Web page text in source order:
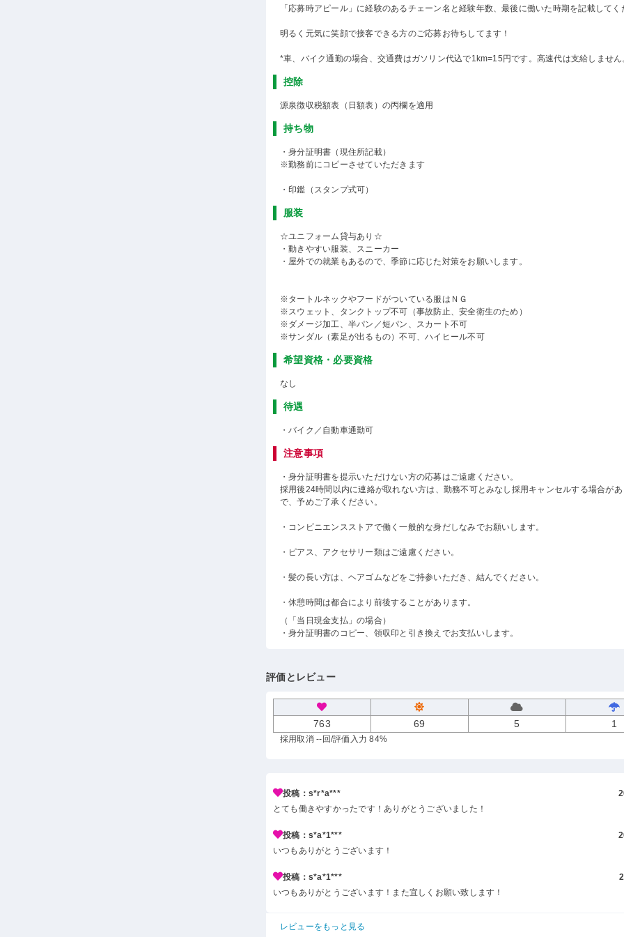
「応募時アピール」に経験のあるチェーン名と経験年数、最後に働いた時期を記載してく
明るく元気に笑顔で接客できる方のご応募お待ちしてます！
*車、バイク通勤の場合、交通費はガソリン代込で1km=15円です。高速代は支給しません
控除
源泉徴収税額表（日額表）の丙欄を適用
持ち物
・身分証明書（現住所記載）
※勤務前にコピーさせていただきます
・印鑑（スタンプ式可）
服装
☆ユニフォーム貸与あり☆
・動きやすい服装、スニーカー
・屋外での就業もあるので、季節に応じた対策をお願いします。
※タートルネックやフードがついている服はＮＧ
※スウェット、タンクトップ不可（事故防止、安全衛生のため）
※ダメージ加工、半パン／短パン、スカート不可
※サンダル（素足が出るもの）不可、ハイヒール不可
希望資格・必要資格
なし
待遇
・バイク／自動車通勤可
注意事項
・身分証明書を提示いただけない方の応募はご遠慮ください。
採用後24時間以内に連絡が取れない方は、勤務不可とみなし採用キャンセルする場合が
で、予めご了承ください。
・コンビニエンスストアで働く一般的な身だしなみでお願いします。
・ピアス、アクセサリー類はご遠慮ください。
・髪の長い方は、ヘアゴムなどをご持参いただき、結んでください。
・休憩時間は都合により前後することがあります。
（「当日現金支払」の場合）
・身分証明書のコピー、領収印と引き換えでお支払いします。
評価とレビュー
763 69 5 1
採用取消 --回/評価入力 84%
投稿：s*r*a***
とても働きやすかったです！ありがとうございました！
投稿：s*a*1***
いつもありがとうございます！
投稿：s*a*1***
いつもありがとうございます！また宜しくお願い致します！
レビューをもっと見る